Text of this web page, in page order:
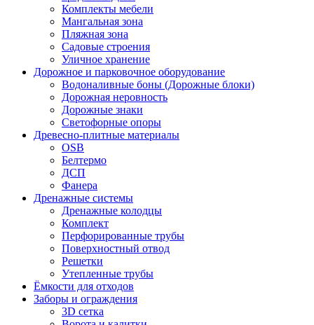
Комплекты мебели
Мангальная зона
Пляжная зона
Садовые строения
Уличное хранение
Дорожное и парковочное оборудование
Водоналивные боны (Дорожные блоки)
Дорожная неровность
Дорожные знаки
Светофорные опоры
Древесно-плитные материалы
OSB
Белтермо
ДСП
Фанера
Дренажные системы
Дренажные колодцы
Комплект
Перфорированные трубы
Поверхностный отвод
Решетки
Утепленные трубы
Ёмкости для отходов
Заборы и ограждения
3D сетка